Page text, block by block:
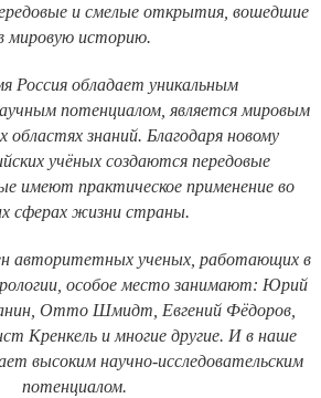
и смелые открытия, вошедшие
мировую историю.
Россия обладает уникальным
потенциалом, является мировым
областях знаний. Благодаря новому
учёных создаются передовые
имеют практическое применение во
сферах жизни страны.
авторитетных ученых, работающих в
особое место занимают: Юрий
Отто Шмидт, Евгений Фёдоров,
Кренкель и многие другие. И в наше
высоким научно-исследовательским
потенциалом.